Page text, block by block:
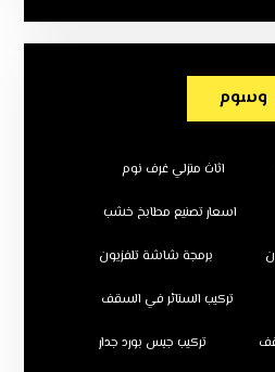
وسوم
اثاث منزلي غرف نوم
اسعار تصنيع مطابخ خشب
برمجة شاشة تلفزيون
تركيب الستائر في السقف
تركيب جبس بورد جدار